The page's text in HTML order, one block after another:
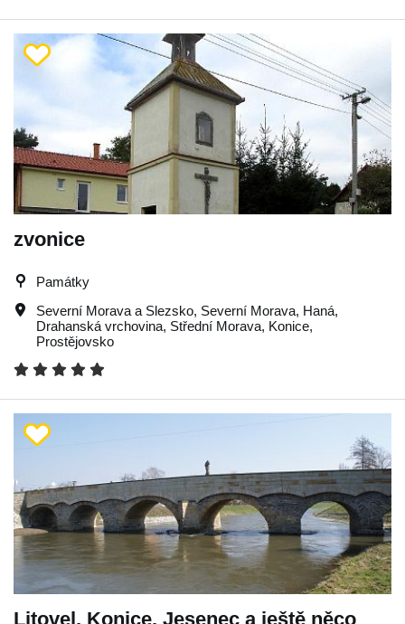
zvonice
Památky
Severní Morava a Slezsko, Severní Morava, Haná,
Drahanská vrchovina, Střední Morava, Konice,
Prostějovsko
Litovel, Konice, Jesenec a ještě něco